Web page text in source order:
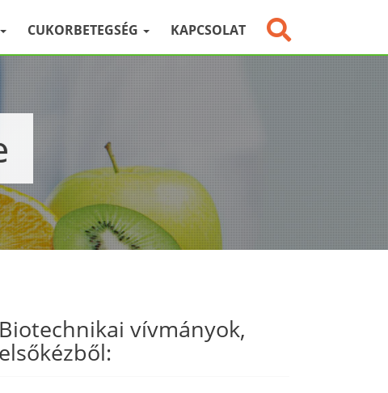
CUKORBETEGSÉG KAPCSOLAT
Biotechnikai vívmányok,
elsőkézből: